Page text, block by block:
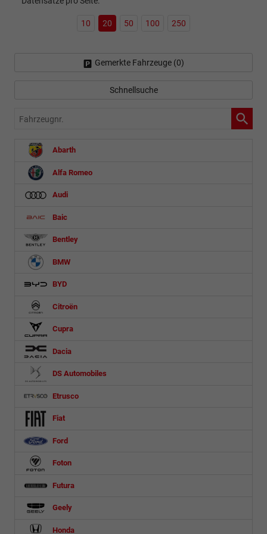
10 20 50 100 250
Gemerkte Fahrzeuge (0)
Schnellsuche
Fahrzeugnr.
Abarth
Alfa Romeo
Audi
Baic
Bentley
BMW
BYD
Citroën
Cupra
Dacia
DS Automobiles
Etrusco
Fiat
Ford
Foton
Futura
Geely
Honda